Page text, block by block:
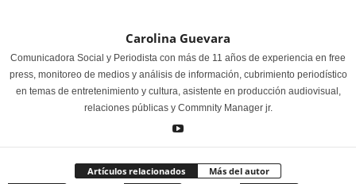
Carolina Guevara
Comunicadora Social y Periodista con más de 11 años de experiencia en free
press, monitoreo de medios y análisis de información, cubrimiento periodístico
en temas de entretenimiento y cultura, asistente en producción audiovisual,
relaciones públicas y Commnity Manager jr.
Artículos relacionados Más del autor